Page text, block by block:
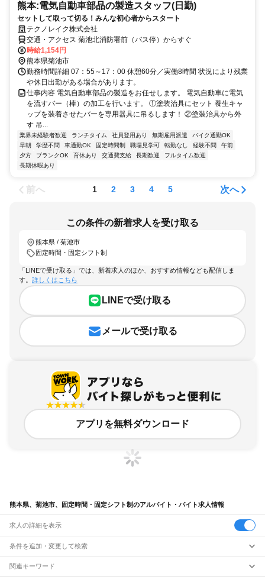
熊本:電気自動車部品の製造スタッフ(日勤)
セットして取って切る！みんな初心者からスタート
テクノレイク株式会社
交通・アクセス 菊池北消防署前（バス停）からすぐ
時給1,154円
熊本県菊池市
勤務時間詳細 07：55～17：00 休憩60分／実働8時間 状況により残業
や休日出勤がある場合があります。
仕事内容 電気自動車部品の製造をお任せします。 電気自動車に電気
を流すバー（棒）の加工を行います。 ①塗装治具にセット 養生キャ
ップを装着させたバーを専用器具に吊るします！ ②塗装治具から外
す 吊...
業界未経験者歓迎 ランチタイム 社員登用あり 無期雇用派遣
バイク通勤OK
早朝
学歴不問 車通勤OK 固定時間制 職場見学可 転勤なし 経験不問
午前
夕方
ブランクOK 育休あり 交通費支給 長期歓迎
フルタイム歓迎
長期休暇あり
前へ 1 2 3 4 5 次へ
この条件の新着求人を受け取る
熊本県 / 菊池市
固定時間・固定シフト制
「LINEで受け取る」では、新着求人のほか、おすすめ情報なども配信しま
す。 詳しくはこちら
LINEで受け取る
メールで受け取る
アプリを無料ダウンロード
熊本県、菊池市、固定時間・固定シフト制のアルバイト・バイト求人情報
求人の詳細を表示
条件を追加・変更して検索
市区町村を追加・変更
関連キーワード